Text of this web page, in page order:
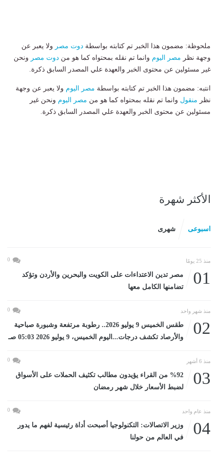
ملحوظة: مضمون هذا الخبر تم كتابته بواسطة دوت مصر ولا يعبر عن
وجهة نظر مصر اليوم وانما تم نقله بمحتواه كما هو من دوت مصر ونحن
غير مسئولين عن محتوى الخبر والعهدة علي المصدر السابق ذكرة.
انتبه: مضمون هذا الخبر تم كتابته بواسطة مصر اليوم ولا يعبر عن وجهة
نظر منقول وانما تم نقله بمحتواه كما هو من مصر اليوم ونحن غير
مسئولين عن محتوى الخبر والعهدة علي المصدر السابق ذكرة.
الأكثر شهرة
اسبوعى شهرى
منذ 25 يومًا 0
01
مصر تدين الاعتداءات على الكويت والبحرين والأردن وتؤكد
تضامنها الكامل معها
منذ شهر واحد 0
02
طقس الخميس 9 يوليو 2026.. رطوبة مرتفعة وشبورة صباحية
والأرصاد تكشف درجات...اليوم الخميس، 9 يوليو 2026 05:03 صـ
منذ 6 أشهر 0
03
%92 من القراء يؤيدون مطالب تكثيف الحملات على الأسواق
لضبط الأسعار خلال شهر رمضان
منذ عام واحد 0
04
وزير الاتصالات: التكنولوجيا أصبحت أداة رئيسية لفهم ما يدور
في العالم من حولنا